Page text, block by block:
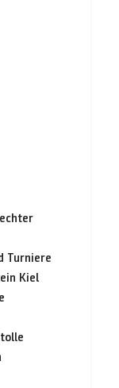
Turniere
Kiel